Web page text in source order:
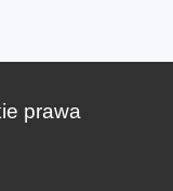
prawa